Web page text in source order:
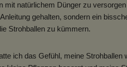
mit natürlichem Dünger zu
gehalten, sondern ein
Strohballen zu kümmern.
ich das Gefühl, meine Strohballen